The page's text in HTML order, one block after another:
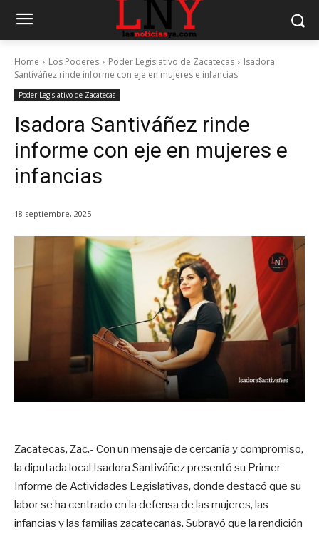
Home Los Poderes Poder Legislativo de Zacatecas
Isadora
Santiváñez rinde informe con eje en mujeres e infancias
Poder Legislativo de Zacatecas
Isadora Santiváñez rinde
informe con eje en mujeres e
infancias
18 septiembre, 2025
Zacatecas, Zac.- Con un mensaje de cercanía y compromiso,
la diputada local Isadora Santiváñez presentó su Primer
Informe de Actividades Legislativas, donde destacó que su
labor se ha centrado en la defensa de las mujeres, las
infancias y las familias zacatecanas. Subrayó que la rendición